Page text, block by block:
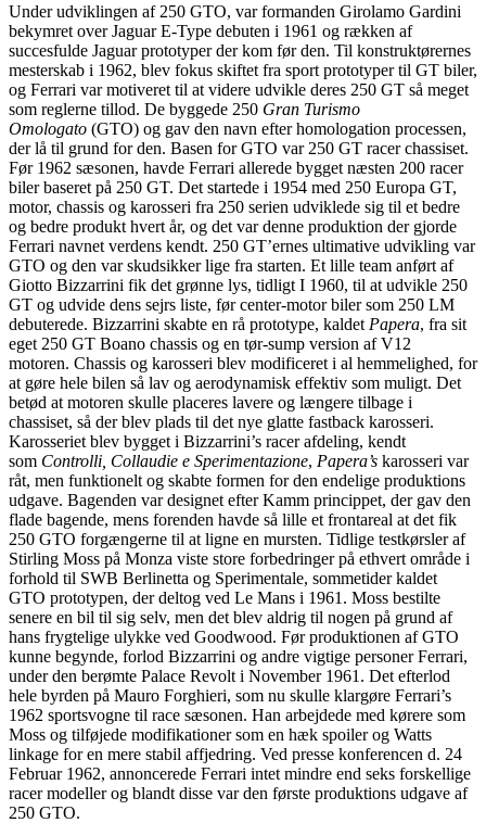
Under udviklingen af 250 GTO, var formanden Girolamo Gardini
bekymret over Jaguar E-Type debuten i 1961 og rækken af
succesfulde Jaguar prototyper der kom før den. Til konstruktørernes
mesterskab i 1962, blev fokus skiftet fra sport prototyper til GT biler,
og Ferrari var motiveret til at videre udvikle deres 250 GT så meget
som reglerne tillod. De byggede 250 Gran Turismo
Omologato (GTO) og gav den navn efter homologation processen,
der lå til grund for den. Basen for GTO var 250 GT racer chassiset.
Før 1962 sæsonen, havde Ferrari allerede bygget næsten 200 racer
biler baseret på 250 GT. Det startede i 1954 med 250 Europa GT,
motor, chassis og karosseri fra 250 serien udviklede sig til et bedre
og bedre produkt hvert år, og det var denne produktion der gjorde
Ferrari navnet verdens kendt. 250 GT’ernes ultimative udvikling var
GTO og den var skudsikker lige fra starten. Et lille team anført af
Giotto Bizzarrini fik det grønne lys, tidligt I 1960, til at udvikle 250
GT og udvide dens sejrs liste, før center-motor biler som 250 LM
debuterede. Bizzarrini skabte en rå prototype, kaldet Papera, fra sit
eget 250 GT Boano chassis og en tør-sump version af V12
motoren. Chassis og karosseri blev modificeret i al hemmelighed, for
at gøre hele bilen så lav og aerodynamisk effektiv som muligt. Det
betød at motoren skulle placeres lavere og længere tilbage i
chassiset, så der blev plads til det nye glatte fastback karosseri.
Karosseriet blev bygget i Bizzarrini’s racer afdeling, kendt
som Controlli, Collaudie e Sperimentazione, Papera’s karosseri var
råt, men funktionelt og skabte formen for den endelige produktions
udgave. Bagenden var designet efter Kamm princippet, der gav den
flade bagende, mens forenden havde så lille et frontareal at det fik
250 GTO forgængerne til at ligne en mursten. Tidlige testkørsler af
Stirling Moss på Monza viste store forbedringer på ethvert område i
forhold til SWB Berlinetta og Sperimentale, sommetider kaldet
GTO prototypen, der deltog ved Le Mans i 1961. Moss bestilte
senere en bil til sig selv, men det blev aldrig til nogen på grund af
hans frygtelige ulykke ved Goodwood. Før produktionen af GTO
kunne begynde, forlod Bizzarrini og andre vigtige personer Ferrari,
under den berømte Palace Revolt i November 1961. Det efterlod
hele byrden på Mauro Forghieri, som nu skulle klargøre Ferrari’s
1962 sportsvogne til race sæsonen. Han arbejdede med kørere som
Moss og tilføjede modifikationer som en hæk spoiler og Watts
linkage for en mere stabil affjedring. Ved presse konferencen d. 24
Februar 1962, annoncerede Ferrari intet mindre end seks forskellige
racer modeller og blandt disse var den første produktions udgave af
250 GTO.